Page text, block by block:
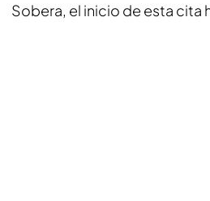
Sobera, el inicio de esta cita